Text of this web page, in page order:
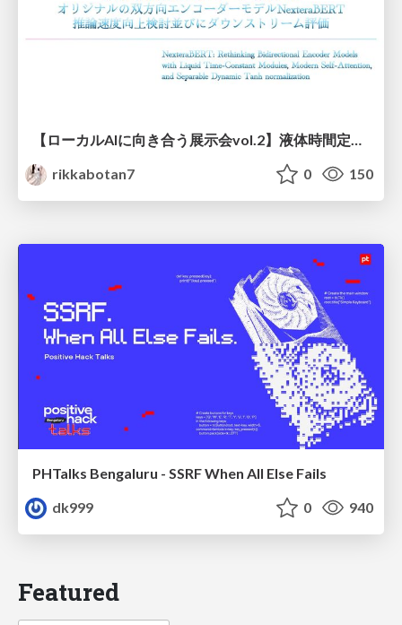
rikkabotan7
0 150
PHTalks Bengaluru - SSRF When All Else Fails
dk999
0 940
Featured